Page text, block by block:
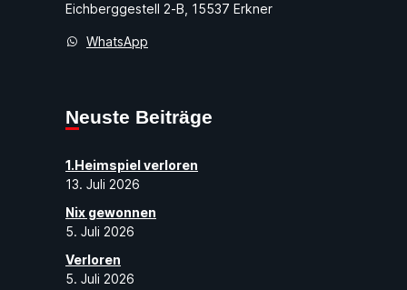
Eichberggestell 2-B, 15537 Erkner
WhatsApp
Neuste Beiträge
1.Heimspiel verloren
13. Juli 2026
Nix gewonnen
5. Juli 2026
Verloren
5. Juli 2026